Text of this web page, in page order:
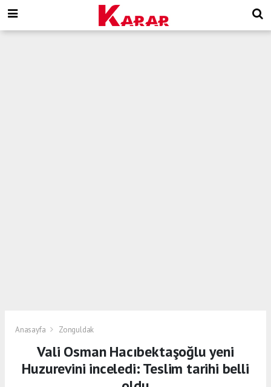
Anasayfa Zonguldak
Vali Osman Hacıbektaşoğlu yeni
Huzurevini inceledi: Teslim tarihi belli